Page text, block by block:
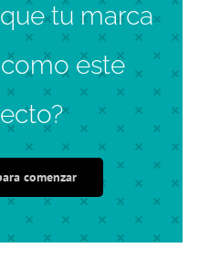
tu marca
este
comenzar